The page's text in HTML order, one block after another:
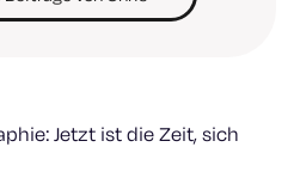
Jetzt ist die Zeit, sich